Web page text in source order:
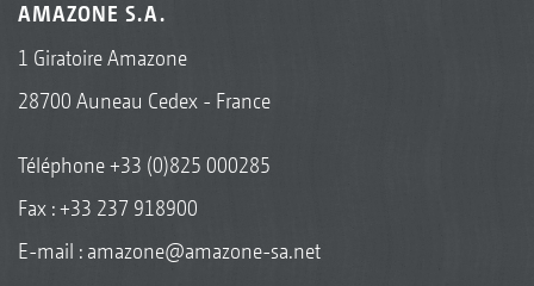
AMAZONE S.A.
1 Giratoire Amazone
28700 Auneau Cedex - France
Téléphone+33 (0)825 000285
Fax : +33 237 918900
E-mail : amazone@amazone-sa.net